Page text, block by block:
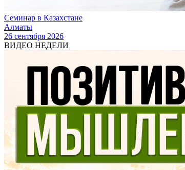
Семинар в Казахстане
Алматы
26 сентября 2026
ВИДЕО НЕДЕЛИ